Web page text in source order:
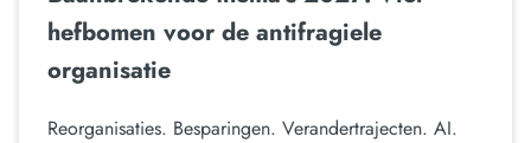
hefbomen voor de antifragiele
organisatie
Reorganisaties. Besparingen. Verandertrajecten. AI.